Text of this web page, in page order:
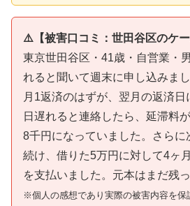
⚠️【被害口コミ：世田谷区のケー
東京世田谷区・41歳・自営業・
れると聞いて週末に申し込みま
月1返済のはずが、翌月の返済
日遅れると連絡したら、延滞料
8千円になっていました。さらに
続け、借りた5万円に対して4ヶ
を支払いました。元本はまだ残っ
※個人の感想であり実際の被害内容を保